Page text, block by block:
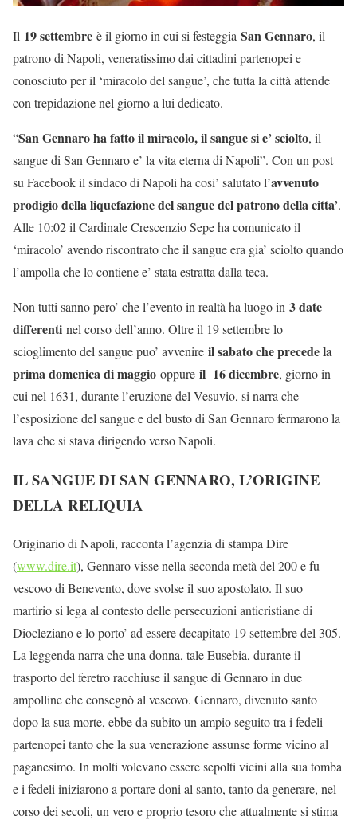
Il 19 settembre è il giorno in cui si festeggia San Gennaro, il
patrono di Napoli, veneratissimo dai cittadini partenopei e
conosciuto per il ‘miracolo del sangue’, che tutta la città attende
con trepidazione nel giorno a lui dedicato.
“San Gennaro ha fatto il miracolo, il sangue si e’ sciolto, il
sangue di San Gennaro e’ la vita eterna di Napoli”. Con un post
su Facebook il sindaco di Napoli ha cosi’ salutato l’avvenuto
prodigio della liquefazione del sangue del patrono della citta’.
Alle 10:02 il Cardinale Crescenzio Sepe ha comunicato il
‘miracolo’ avendo riscontrato che il sangue era gia’ sciolto quando
l’ampolla che lo contiene e’ stata estratta dalla teca.
Non tutti sanno pero’ che l’evento in realtà ha luogo in 3 date
differenti nel corso dell’anno. Oltre il 19 settembre lo
scioglimento del sangue puo’ avvenire il sabato che precede la
prima domenica di maggio oppure il 16 dicembre, giorno in
cui nel 1631, durante l’eruzione del Vesuvio, si narra che
l’esposizione del sangue e del busto di San Gennaro fermarono la
lava che si stava dirigendo verso Napoli.
IL SANGUE DI SAN GENNARO, L’ORIGINE
DELLA RELIQUIA
Originario di Napoli, racconta l’agenzia di stampa Dire
(www.dire.it), Gennaro visse nella seconda metà del 200 e fu
vescovo di Benevento, dove svolse il suo apostolato. Il suo
martirio si lega al contesto delle persecuzioni anticristiane di
Diocleziano e lo porto’ ad essere decapitato 19 settembre del 305.
La leggenda narra che una donna, tale Eusebia, durante il
trasporto del feretro racchiuse il sangue di Gennaro in due
ampolline che consegnò al vescovo. Gennaro, divenuto santo
dopo la sua morte, ebbe da subito un ampio seguito tra i fedeli
partenopei tanto che la sua venerazione assunse forme vicino al
paganesimo. In molti volevano essere sepolti vicini alla sua tomba
e i fedeli iniziarono a portare doni al santo, tanto da generare, nel
corso dei secoli, un vero e proprio tesoro che attualmente si stima